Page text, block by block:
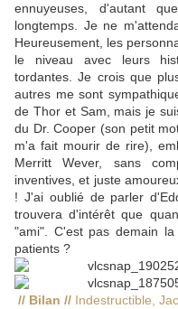
ennuyeuses, d'autant
longtemps. Je ne
Heureusement, les
le niveau avec leurs
tordantes. Je crois que
autres me sont
de Thor et Sam, mais je
du Dr. Cooper (son petit
m'a fait mourir de rire),
Merritt Wever, sans
inventives, et juste
! J'ai oublié de parler
trouvera d'intérêt que
"ami". C'est pas demain
patients ?
// Bilan // Indestructible,